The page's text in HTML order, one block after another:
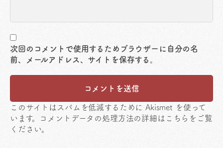
次回のコメントで使用するためブラウザーに自分の名
前、メールアドレス、サイトを保存する。
このサイトはスパムを低減するために Akismet を使って
います。
コメントデータの処理方法の詳細はこちらをご覧
ください。